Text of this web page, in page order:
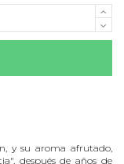
y su aroma afrutado,
después de años de